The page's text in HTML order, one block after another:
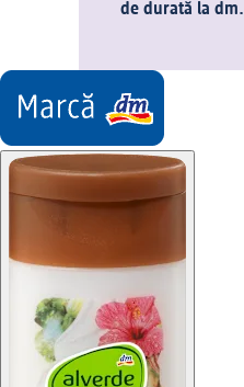
de durată la dm.